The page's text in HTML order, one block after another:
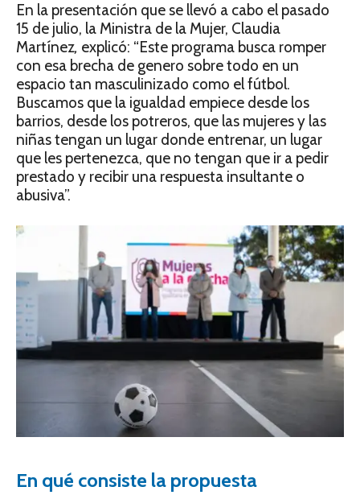
En la presentación que se llevó a cabo el pasado
15 de julio, la Ministra de la Mujer, Claudia
Martínez, explicó: “Este programa busca romper
con esa brecha de genero sobre todo en un
espacio tan masculinizado como el fútbol.
Buscamos que la igualdad empiece desde los
barrios, desde los potreros, que las mujeres y las
niñas tengan un lugar donde entrenar, un lugar
que les pertenezca, que no tengan que ir a pedir
prestado y recibir una respuesta insultante o
abusiva”.
En qué consiste la propuesta